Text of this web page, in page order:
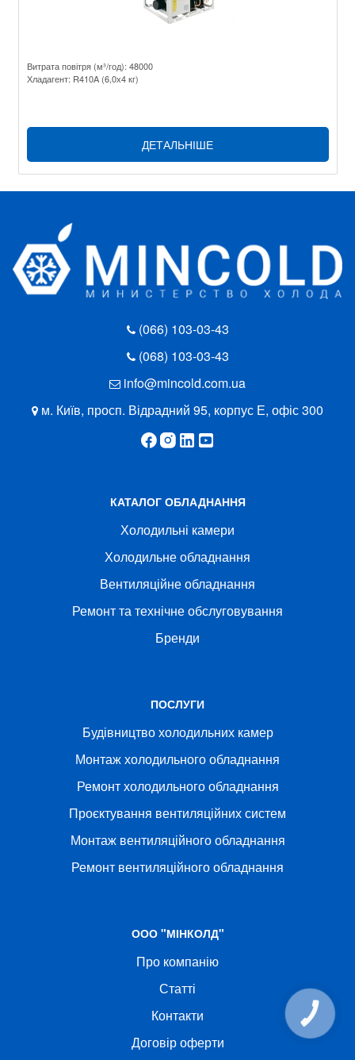
Витрата повітря (м³/год): 48000
Хладагент: R410A (6,0х4 кг)
ДЕТАЛЬНІШЕ
(066) 103-03-43
(068) 103-03-43
info@mincold.com.ua
м. Київ, просп. Відрадний 95, корпус Е, офіс 300
КАТАЛОГ ОБЛАДНАННЯ
Холодильні камери
Холодильне обладнання
Вентиляційне обладнання
Ремонт та технічне обслуговування
Бренди
ПОСЛУГИ
Будівництво холодильних камер
Монтаж холодильного обладнання
Ремонт холодильного обладнання
Проєктування вентиляційних систем
Монтаж вентиляційного обладнання
Ремонт вентиляційного обладнання
ООО "МІНКОЛД"
Про компанію
Статті
Контакти
Договір оферти
КНОПКА
СВЯЗИ